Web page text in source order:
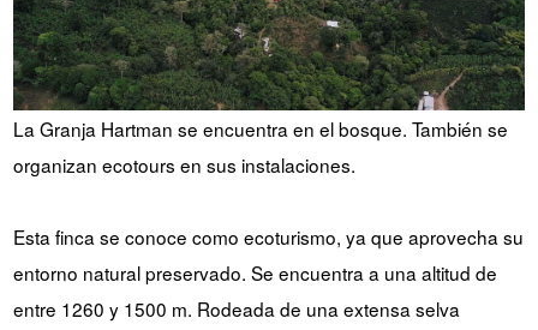
La Granja Hartman se encuentra en el bosque. También se
organizan ecotours en sus instalaciones.
Esta finca se conoce como ecoturismo, ya que aprovecha su
entorno natural preservado. Se encuentra a una altitud de
entre 1260 y 1500 m. Rodeada de una extensa selva